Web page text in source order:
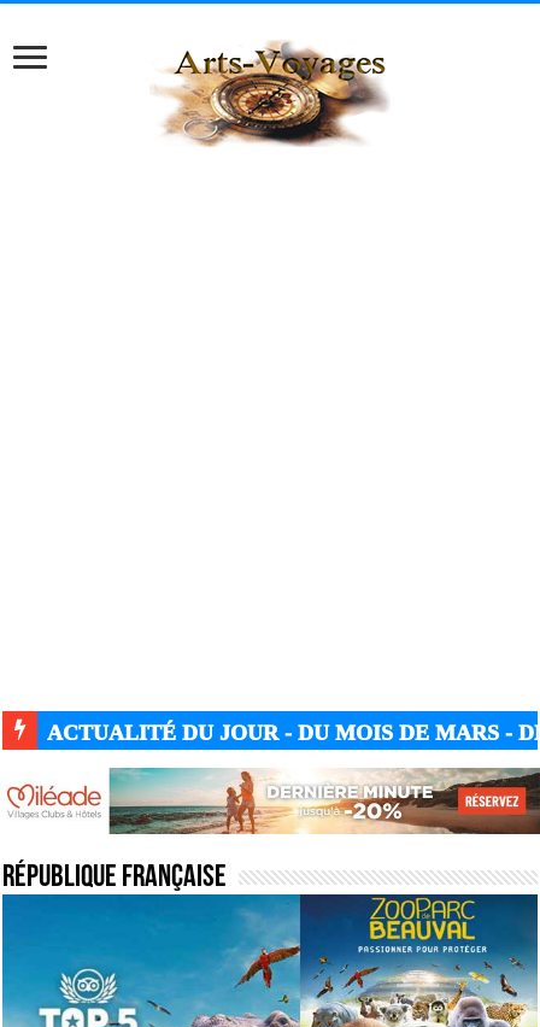
ACTUALITÉ DU JOUR - DU MOIS DE MARS -
République française